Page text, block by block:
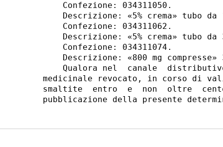
    Confezione: 034311050.
Descrizione: «5% crema» tubo
    Confezione: 034311062.
Descrizione: «5% crema» tubo
    Confezione: 034311074.
Descrizione: «800 mg
Qualora nel  canale
medicinale revocato, in corso di
smaltite  entro  e  non  oltre